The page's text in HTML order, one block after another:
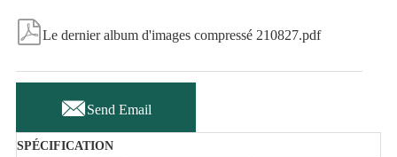
Le dernier album d'images compressé 210827.pdf
Send Email
SPÉCIFICATION